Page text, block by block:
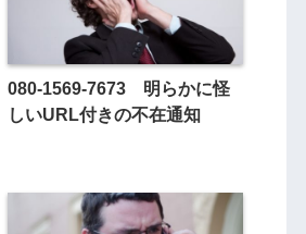
080-1569-7673 明らかに怪
しいURL付きの不在通知